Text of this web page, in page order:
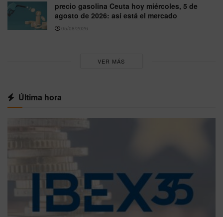
precio gasolina Ceuta hoy miércoles, 5 de
agosto de 2026: así está el mercado
05/08/2026
VER MÁS
Última hora